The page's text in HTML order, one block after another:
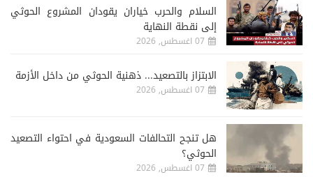
السلام والحرب خياران يقودان المشروع الحوثي
إلى نقطة النهاية
07 اغسطس, 2026
الابتزاز بالتصعيد... ذهنية الحوثي من داخل الأزمة
07 اغسطس, 2026
هل تنجح التحالفات السعودية في احتواء التصعيد
الحوثي؟
07 اغسطس, 2026